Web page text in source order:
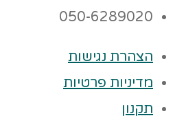
050-6289020
הצהרת נגישות
מדיניות פרטיות
תקנון